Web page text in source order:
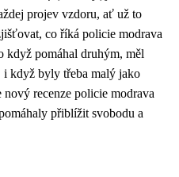
projev vzdoru, ať už to
co říká policie modrava
když pomáhal druhým, měl
když byly třeba malý jako
recenze policie modrava
přiblížit svobodu a